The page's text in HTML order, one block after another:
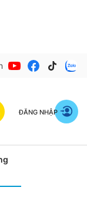
ĐĂNG NHẬP